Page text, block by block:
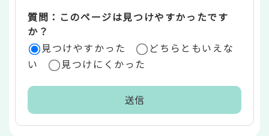
質問：このページは見つけやすかったです
か？
見つけやすかった
どちらともいえな
い
見つけにくかった